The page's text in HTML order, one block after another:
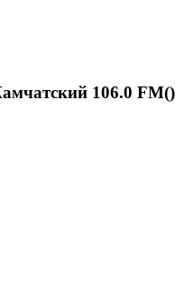
106.0 FM()